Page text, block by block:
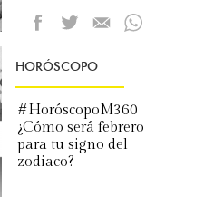
HORÓSCOPO
#HoróscopoM360
¿Cómo será febrero
para tu signo del
zodiaco?